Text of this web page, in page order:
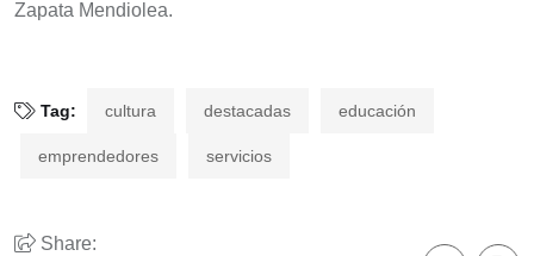
Zapata Mendiolea.
Tag: cultura destacadas educación
emprendedores servicios
Share: